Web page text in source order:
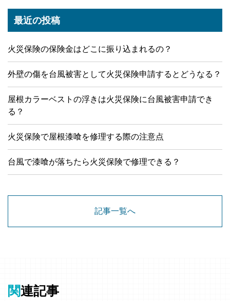
最近の投稿
火災保険の保険金はどこに振り込まれるの？
外壁の傷を台風被害として火災保険申請するとどうなる？
屋根カラーベストの浮きは火災保険に台風被害申請でき
る？
火災保険で屋根漆喰を修理する際の注意点
台風で漆喰が落ちたら火災保険で修理できる？
記事一覧へ
関連記事